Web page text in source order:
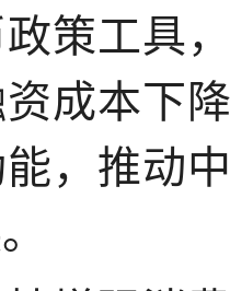
策工具
成本下
，推动